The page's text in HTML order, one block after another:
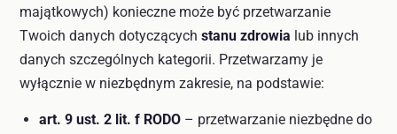
majątkowych) konieczne może być przetwarzanie
Twoich danych dotyczących stanu zdrowia lub innych
danych szczególnych kategorii. Przetwarzamy je
wyłącznie w niezbędnym zakresie, na podstawie:
art. 9 ust. 2 lit. f RODO – przetwarzanie niezbędne do